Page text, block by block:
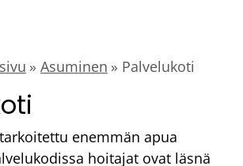
Asuminen Palvelukoti
enemmän apua
hoitajat ovat läsnä